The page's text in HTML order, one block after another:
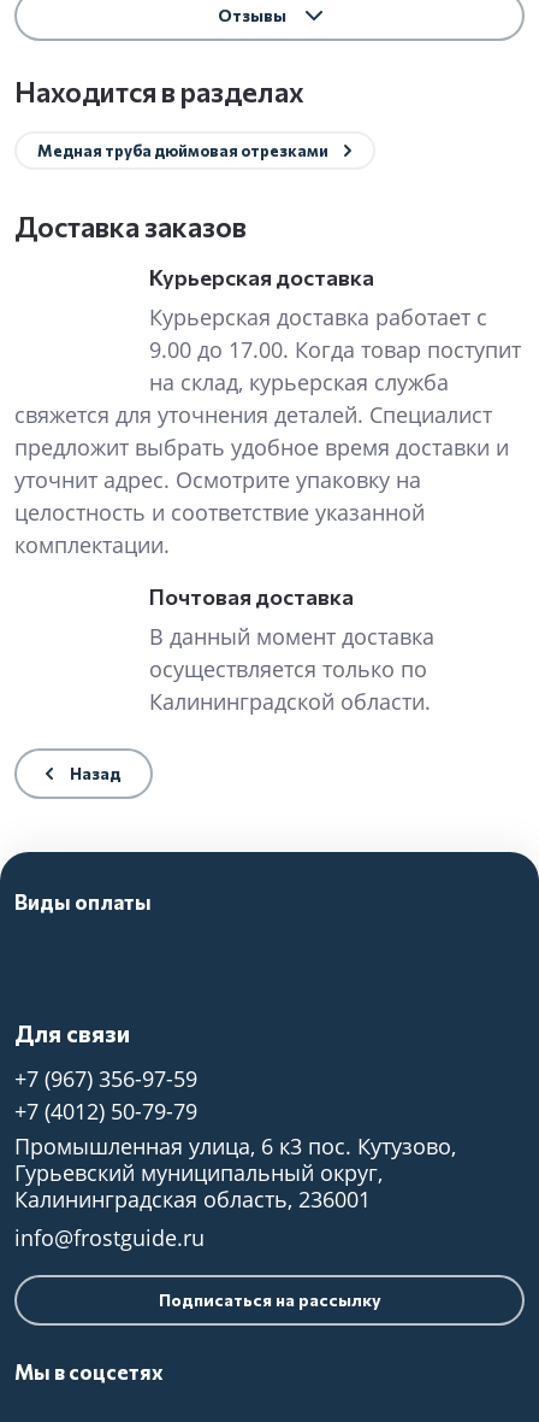
Отзывы
Находится в разделах
Медная труба дюймовая отрезками
Доставка заказов
Курьерская доставка
Курьерская доставка работает с
9.00 до 17.00. Когда товар поступит
на склад, курьерская служба
свяжется для уточнения деталей. Специалист
предложит выбрать удобное время доставки и
уточнит адрес. Осмотрите упаковку на
целостность и соответствие указанной
комплектации.
Почтовая доставка
В данный момент доставка
осуществляется только по
Калининградской области.
Назад
Для связи
+7 (967) 356-97-59
+7 (4012) 50-79-79
Промышленная улица, 6 к3 пос. Кутузово,
Гурьевский муниципальный округ,
Калининградская область, 236001
info@frostguide.ru
Подписаться на рассылку
Мы в соцсетях
Виды оплаты